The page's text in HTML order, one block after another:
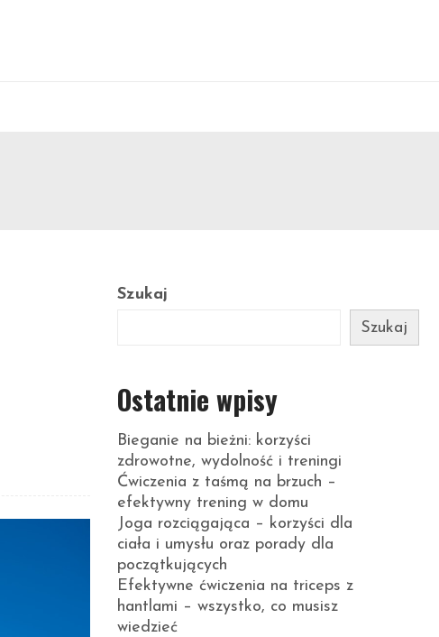
Szukaj
Szukaj
Ostatnie wpisy
Bieganie na bieżni: korzyści
zdrowotne, wydolność i treningi
Ćwiczenia z taśmą na brzuch –
efektywny trening w domu
Joga rozciągająca – korzyści dla
ciała i umysłu oraz porady dla
początkujących
Efektywne ćwiczenia na triceps z
hantlami – wszystko, co musisz
wiedzieć